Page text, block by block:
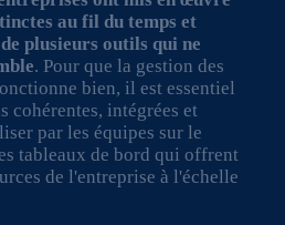
au fil du temps et
plusieurs outils qui ne
. Pour que la gestion des
bien, il est essentiel
cohérentes, intégrées et
par les équipes sur le
tableaux de bord qui offrent
de l'entreprise à l'échelle